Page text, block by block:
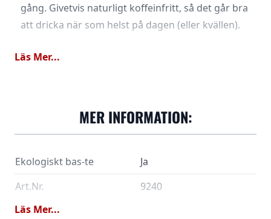
gång. Givetvis naturligt koffeinfritt, så det går bra
att dricka när som helst på dagen (eller kvällen).
Läs Mer...
MER INFORMATION:
Ekologiskt bas-te
Ja
Art.Nr.
9240
Läs Mer...